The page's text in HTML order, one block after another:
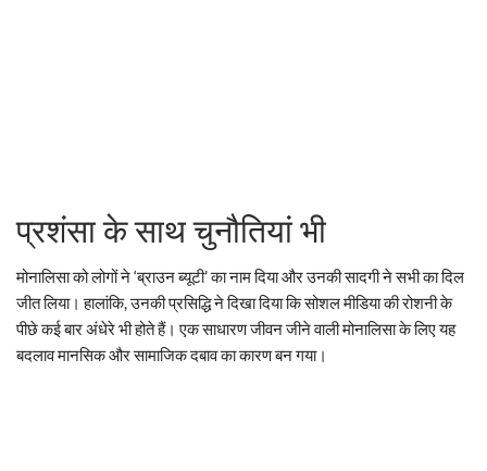
प्रशंसा के साथ चुनौतियां भी
मोनालिसा को लोगों ने ‘ब्राउन ब्यूटी’ का नाम दिया और उनकी सादगी ने सभी का दिल
जीत लिया। हालांकि, उनकी प्रसिद्धि ने दिखा दिया कि सोशल मीडिया की रोशनी के
पीछे कई बार अंधेरे भी होते हैं। एक साधारण जीवन जीने वाली मोनालिसा के लिए यह
बदलाव मानसिक और सामाजिक दबाव का कारण बन गया।